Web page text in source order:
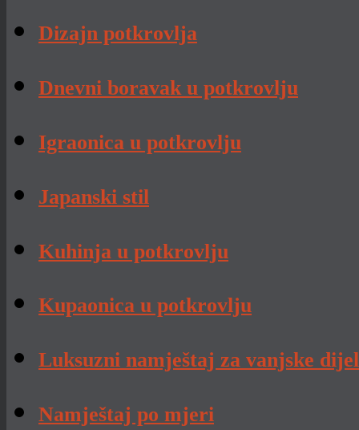
Dizajn potkrovlja
Dnevni boravak u potkrovlju
Igraonica u potkrovlju
Japanski stil
Kuhinja u potkrovlju
Kupaonica u potkrovlju
Luksuzni namještaj za vanjske
Namještaj po mjeri